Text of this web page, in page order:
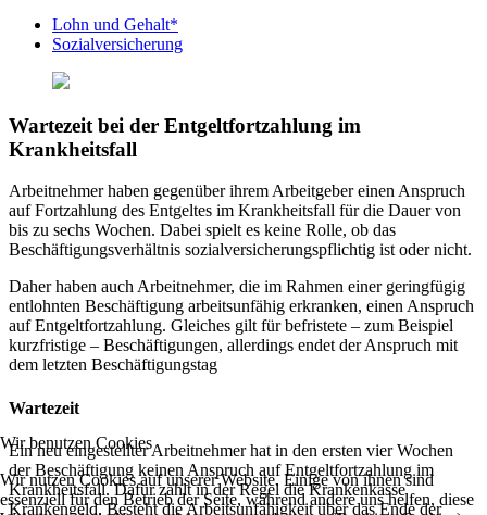
Lohn und Gehalt*
Sozialversicherung
Wartezeit bei der Entgeltfortzahlung im
Krankheitsfall
Arbeitnehmer haben gegenüber ihrem Arbeitgeber einen Anspruch
auf Fortzahlung des Entgeltes im Krankheitsfall für die Dauer von
bis zu sechs Wochen. Dabei spielt es keine Rolle, ob das
Beschäftigungsverhältnis sozialversicherungspflichtig ist oder nicht.
Daher haben auch Arbeitnehmer, die im Rahmen einer geringfügig
entlohnten Beschäftigung arbeitsunfähig erkranken, einen Anspruch
auf Entgeltfortzahlung. Gleiches gilt für befristete – zum Beispiel
kurzfristige – Beschäftigungen, allerdings endet der Anspruch mit
dem letzten Beschäftigungstag
Wartezeit
Ein neu eingestellter Arbeitnehmer hat in den ersten vier Wochen
der Beschäftigung keinen Anspruch auf Entgeltfortzahlung im
Krankheitsfall. Dafür zahlt in der Regel die Krankenkasse
Krankengeld. Besteht die Arbeitsunfähigkeit über das Ende der
Wir benutzen Cookies
Wir nutzen Cookies auf unserer Website. Einige von ihnen sind
essenziell für den Betrieb der Seite, während andere uns helfen, diese